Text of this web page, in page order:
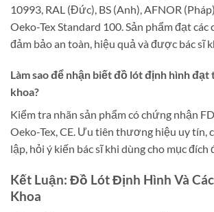
10993, RAL (Đức), BS (Anh), AFNOR
Oeko-Tex Standard 100. Sản phẩm đạt các
đảm bảo an toàn, hiệu quả và được bác sĩ
Làm sao để nhận biết đồ lót định hình đạt
khoa?
Kiểm tra nhãn sản phẩm có chứng nhận
Oeko-Tex, CE. Ưu tiên thương hiệu uy tín,
lập, hỏi ý kiến bác sĩ khi dùng cho mục đích
Kết Luận: Đồ Lót Định Hình Và
Khoa